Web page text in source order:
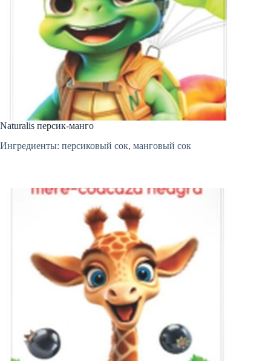
Naturalis персик-манго
Ингредиенты: персиковый сок, манговый сок